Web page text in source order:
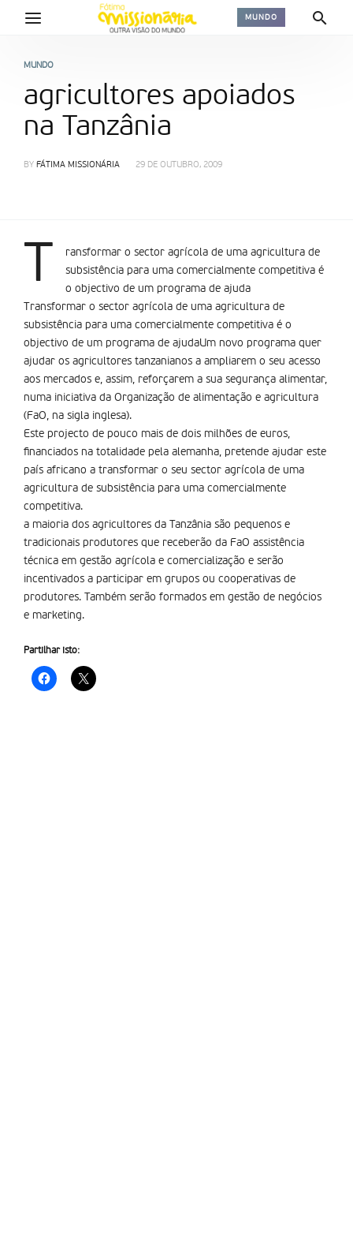
MUNDO
MUNDO
agricultores apoiados
na Tanzânia
BY FÁTIMA MISSIONÁRIA 29 DE OUTUBRO, 2009
T
ransformar o sector agrí­cola de uma agricultura de
subsistência para uma comercialmente competitiva é
o objectivo de um programa de ajuda
Transformar o sector agrí­cola de uma agricultura de
subsistência para uma comercialmente competitiva é o
objectivo de um programa de ajudaUm novo programa quer
ajudar os agricultores tanzanianos a ampliarem o seu acesso
aos mercados e, assim, reforçarem a sua segurança alimentar,
numa iniciativa da Organização de alimentação e agricultura
(FaO, na sigla inglesa).
Este projecto de pouco mais de dois milhões de euros,
financiados na totalidade pela alemanha, pretende ajudar este
país africano a transformar o seu sector agrícola de uma
agricultura de subsistência para uma comercialmente
competitiva.
a maioria dos agricultores da Tanzânia são pequenos e
tradicionais produtores que receberão da FaO assistência
técnica em gestão agrícola e comercialização e serão
incentivados a participar em grupos ou cooperativas de
produtores. Também serão formados em gestão de negócios
e marketing.
Partilhar isto: